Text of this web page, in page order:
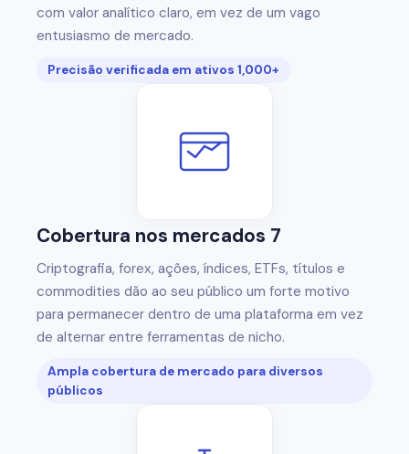
com valor analítico claro, em vez de um vago
entusiasmo de mercado.
Precisão verificada em ativos 1,000+
Cobertura nos mercados 7
Criptografia, forex, ações, índices, ETFs, títulos e
commodities dão ao seu público um forte motivo
para permanecer dentro de uma plataforma em vez
de alternar entre ferramentas de nicho.
Ampla cobertura de mercado para diversos
públicos